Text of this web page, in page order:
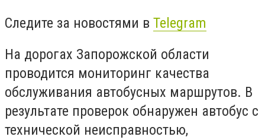
Следите за новостями в Telegram
На дорогах Запорожской области
проводится мониторинг качества
обслуживания автобусных маршрутов. В
результате проверок обнаружен автобус с
технической неисправностью,